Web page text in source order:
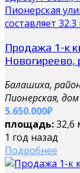
Пионерская
составляет 32.3
Продажа 1-к
Новогиреево,
Балашиха,
Пионерская, дом
5.650.000₽
площадь:32,6
1 год назад
Подробнее